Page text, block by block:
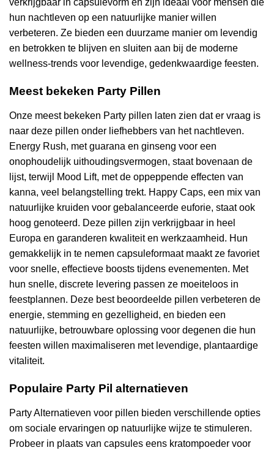
verkrijgbaar in capsulevorm en zijn ideaal voor mensen die
hun nachtleven op een natuurlijke manier willen
verbeteren. Ze bieden een duurzame manier om levendig
en betrokken te blijven en sluiten aan bij de moderne
wellness-trends voor levendige, gedenkwaardige feesten.
Meest bekeken Party Pillen
Onze meest bekeken Party pillen laten zien dat er vraag is
naar deze pillen onder liefhebbers van het nachtleven.
Energy Rush, met guarana en ginseng voor een
onophoudelijk uithoudingsvermogen, staat bovenaan de
lijst, terwijl Mood Lift, met de oppeppende effecten van
kanna, veel belangstelling trekt. Happy Caps, een mix van
natuurlijke kruiden voor gebalanceerde euforie, staat ook
hoog genoteerd. Deze pillen zijn verkrijgbaar in heel
Europa en garanderen kwaliteit en werkzaamheid. Hun
gemakkelijk in te nemen capsuleformaat maakt ze favoriet
voor snelle, effectieve boosts tijdens evenementen. Met
hun snelle, discrete levering passen ze moeiteloos in
feestplannen. Deze best beoordeelde pillen verbeteren de
energie, stemming en gezelligheid, en bieden een
natuurlijke, betrouwbare oplossing voor degenen die hun
feesten willen maximaliseren met levendige, plantaardige
vitaliteit.
Populaire Party Pil alternatieven
Party Alternatieven voor pillen bieden verschillende opties
om sociale ervaringen op natuurlijke wijze te stimuleren.
Probeer in plaats van capsules eens kratompoeder voor